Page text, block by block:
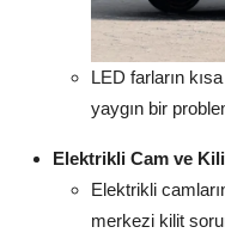
LED farların
yaygın bir
Elektrikli Cam ve
Elektrikli
merkezi kilit